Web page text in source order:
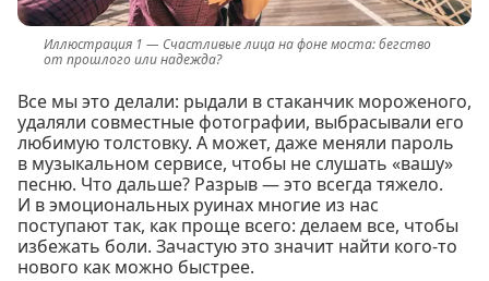
Счастливые лица на фоне моста: бегство
от прошлого или надежда?
Все мы это делали: рыдали в стаканчик мороженого,
удаляли совместные фотографии, выбрасывали его
любимую толстовку. А может, даже меняли пароль
в музыкальном сервисе, чтобы не слушать «вашу»
песню. Что дальше? Разрыв — это всегда тяжело.
И в эмоциональных руинах многие из нас
поступают так, как проще всего: делаем все, чтобы
избежать боли. Зачастую это значит найти кого-то
нового как можно быстрее.